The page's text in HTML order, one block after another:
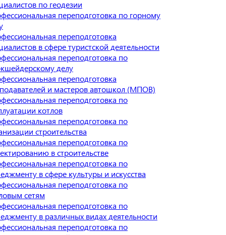
по геодезии
переподготовка по горному
переподготовка
в сфере туристской деятельности
переподготовка по
делу
переподготовка
и мастеров автошкол (МПОВ)
переподготовка по
котлов
переподготовка по
строительства
переподготовка по
в строительстве
переподготовка по
в сфере культуры и искусства
переподготовка по
сетям
переподготовка по
в различных видах деятельности
переподготовка по